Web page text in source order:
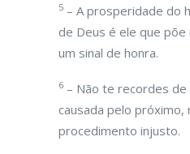
5 – A prosperidade do
de Deus é ele que
um sinal de honra.
6 – Não te recordes de
causada pelo próximo,
procedimento injusto.